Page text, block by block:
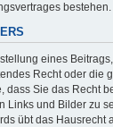
bestehen.
eines
Recht oder die
dass Sie das Recht
Links und Bilder zu
übt das Hausrecht